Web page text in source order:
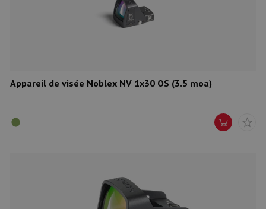
Appareil de visée Noblex NV 1x30 OS (3.5 moa)